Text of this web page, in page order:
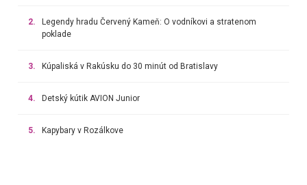
2.
Legendy hradu Červený Kameň: O vodníkovi a stratenom
poklade
3. Kúpaliská v Rakúsku do 30 minút od Bratislavy
4. Detský kútik AVION Junior
5. Kapybary v Rozálkove